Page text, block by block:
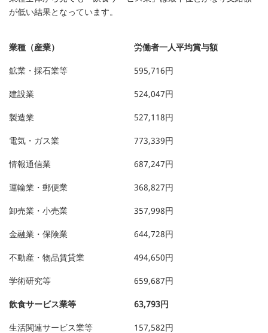
が低い結果となっています。
業種（産業） 労働者一人平均賞与額
鉱業・採石業等 595,716円
建設業 524,047円
製造業 527,118円
電気・ガス業 773,339円
情報通信業 687,247円
運輸業・郵便業 368,827円
卸売業・小売業 357,998円
金融業・保険業 644,728円
不動産・物品賃貸業 494,650円
学術研究等 659,687円
飲食サービス業等 63,793円
生活関連サービス業等 157,582円